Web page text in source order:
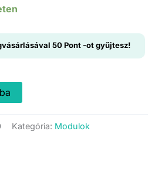
Ft.
is:
990 Ft.
50Pont-ot gyűjtesz!
Kategória: Modulok